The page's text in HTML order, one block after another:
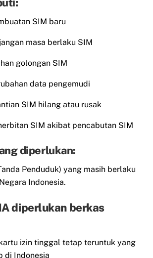
SIM baru
masa berlaku SIM
golongan SIM
data pengemudi
SIM hilang atau rusak
SIM akibat pencabutan SIM
diperlukan:
Penduduk) yang masih berlaku
Indonesia.
diperlukan berkas
izin tinggal tetap teruntuk yang
di Indonesia